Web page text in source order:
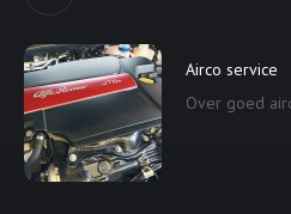
Airco service
Over goed